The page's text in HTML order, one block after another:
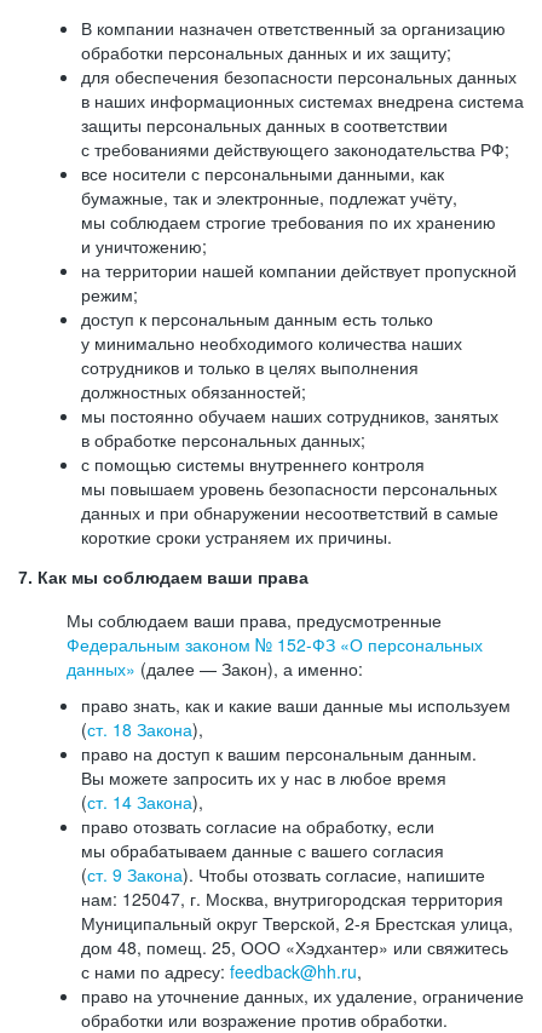
В компании назначен ответственный за организацию
обработки персональных данных и их защиту;
для обеспечения безопасности персональных данных
в наших информационных системах внедрена система
защиты персональных данных в соответствии
с требованиями действующего законодательства РФ;
все носители с персональными данными, как
бумажные, так и электронные, подлежат учёту,
мы соблюдаем строгие требования по их хранению
и уничтожению;
на территории нашей компании действует пропускной
режим;
доступ к персональным данным есть только
у минимально необходимого количества наших
сотрудников и только в целях выполнения
должностных обязанностей;
мы постоянно обучаем наших сотрудников, занятых
в обработке персональных данных;
с помощью системы внутреннего контроля
мы повышаем уровень безопасности персональных
данных и при обнаружении несоответствий в самые
короткие сроки устраняем их причины.
7. Как мы соблюдаем ваши права
Мы соблюдаем ваши права, предусмотренные
Федеральным законом № 152-ФЗ «О персональных
данных» (далее — Закон), а именно:
право знать, как и какие ваши данные мы используем
(ст. 18 Закона),
право на доступ к вашим персональным данным.
Вы можете запросить их у нас в любое время
(ст. 14 Закона),
право отозвать согласие на обработку, если
мы обрабатываем данные с вашего согласия
(ст. 9 Закона). Чтобы отозвать согласие, напишите
нам: 125047, г. Москва, внутригородская территория
Муниципальный округ Тверской, 2-я Брестская улица,
дом 48, помещ. 25, ООО «Хэдхантер» или свяжитесь
с нами по адресу: feedback@hh.ru,
право на уточнение данных, их удаление, ограничение
обработки или возражение против обработки.